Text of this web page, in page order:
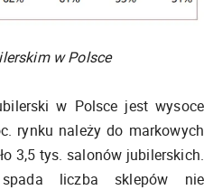
w Polsce
w Polsce jest wysoce
rynku należy do markowych
3,5 tys. salonów jubilerskich.
liczba sklepów nie